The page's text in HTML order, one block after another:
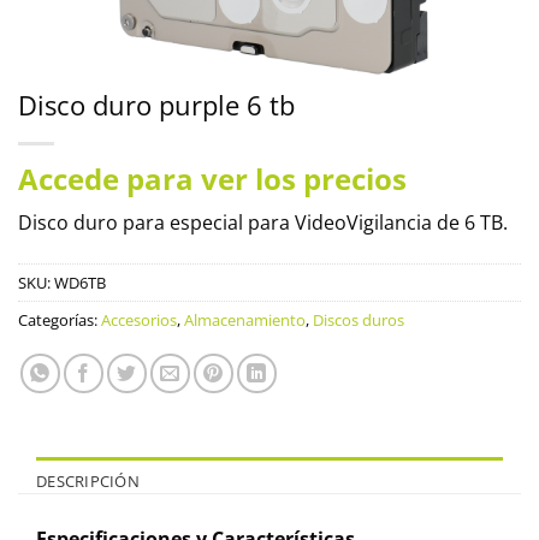
Disco duro purple 6 tb
Accede para ver los precios
Disco duro para especial para VideoVigilancia de 6 TB.
SKU:WD6TB
Categorías:Accesorios,Almacenamiento, Discos duros
DESCRIPCIÓN